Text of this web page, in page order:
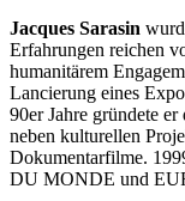
Jacques Sarasin
Erfahrungen reichen
humanitärem
Lancierung eines
90er Jahre gründete
neben kulturellen
Dokumentarfilme.
DU MONDE und